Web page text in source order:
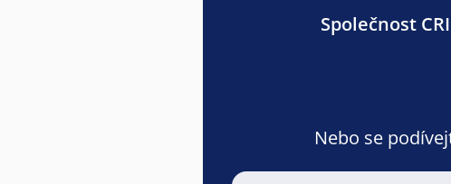
Společnost
Nebo se